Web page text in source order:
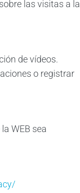
las visitas a la
de vídeos.
o registrar
WEB sea